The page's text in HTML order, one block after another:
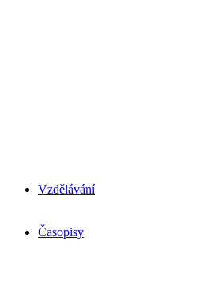
Vzdělávání
Časopisy